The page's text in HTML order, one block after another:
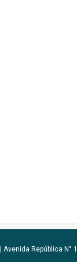
Avenida República N°